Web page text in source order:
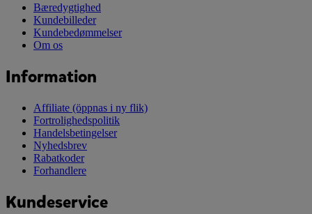
Bæredygtighed
Kundebilleder
Kundebedømmelser
Om os
Information
Affiliate (öppnas i ny flik)
Fortrolighedspolitik
Handelsbetingelser
Nyhedsbrev
Rabatkoder
Forhandlere
Kundeservice